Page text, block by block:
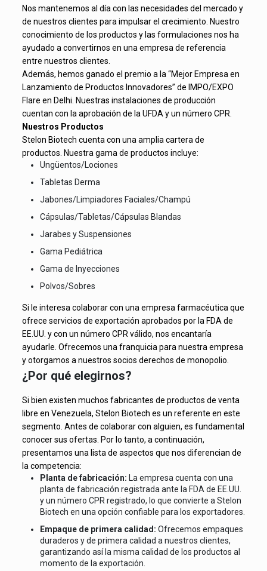
Nos mantenemos al día con las necesidades del mercado y
de nuestros clientes para impulsar el crecimiento. Nuestro
conocimiento de los productos y las formulaciones nos ha
ayudado a convertirnos en una empresa de referencia
entre nuestros clientes.
Además, hemos ganado el premio a la “Mejor Empresa en
Lanzamiento de Productos Innovadores” de IMPO/EXPO
Flare en Delhi. Nuestras instalaciones de producción
cuentan con la aprobación de la UFDA y un número CPR.
Nuestros Productos
Stelon Biotech cuenta con una amplia cartera de
productos. Nuestra gama de productos incluye:
Ungüentos/Lociones
Tabletas Derma
Jabones/Limpiadores Faciales/Champú
Cápsulas/Tabletas/Cápsulas Blandas
Jarabes y Suspensiones
Gama Pediátrica
Gama de Inyecciones
Polvos/Sobres
Si le interesa colaborar con una empresa farmacéutica que
ofrece servicios de exportación aprobados por la FDA de
EE.UU. y con un número CPR válido, nos encantaría
ayudarle. Ofrecemos una franquicia para nuestra empresa
y otorgamos a nuestros socios derechos de monopolio.
¿Por qué elegirnos?
Si bien existen muchos fabricantes de productos de venta
libre en Venezuela, Stelon Biotech es un referente en este
segmento. Antes de colaborar con alguien, es fundamental
conocer sus ofertas. Por lo tanto, a continuación,
presentamos una lista de aspectos que nos diferencian de
la competencia:
Planta de fabricación: La empresa cuenta con una
planta de fabricación registrada ante la FDA de EE.UU.
y un número CPR registrado, lo que convierte a Stelon
Biotech en una opción confiable para los exportadores.
Empaque de primera calidad: Ofrecemos empaques
duraderos y de primera calidad a nuestros clientes,
garantizando así la misma calidad de los productos al
momento de la exportación.